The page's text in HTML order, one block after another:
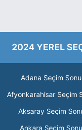
2024 YEREL
Adana Seçim
Afyonkarahisar Seçim
Aksaray Seçim
Ankara Seçim